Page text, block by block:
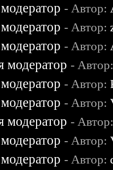
- Автор:
- Автор:
- Автор:
модератор -
- Автор:
- Автор:
модератор -
- Автор:
- Автор: